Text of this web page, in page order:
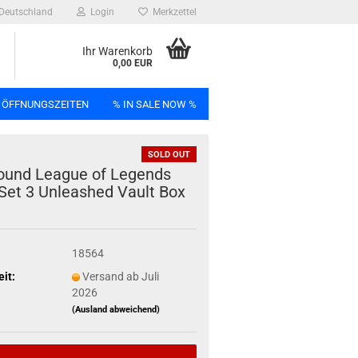
Deutschland Login Merkzettel
Ihr Warenkorb
0,00 EUR
% IN SALE NOW %
SOLD OUT
Le­ague of Le­gends
3 Un­leas­hed Vault Box
18564
Versand ab Juli
2026
(Ausland abweichend)